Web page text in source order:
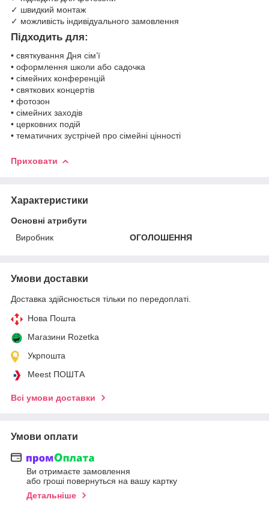
✓ швидкий монтаж
✓ можливість індивідуального замовлення
Підходить для:
• святкування Дня сім’ї
• оформлення школи або садочка
• сімейних конференцій
• святкових концертів
• фотозон
• сімейних заходів
• церковних подій
• тематичних зустрічей про сімейні цінності
Приховати
Характеристики
Основні атрибути
Виробник
ОГОЛОШЕННЯ
Умови доставки
Доставка здійснюється тільки по передоплаті.
Нова Пошта
Магазини Rozetka
Укрпошта
Meest ПОШТА
Всі умови доставки
Умови оплати
Ви отримаєте замовлення
або гроші повернуться на вашу картку
Детальніше